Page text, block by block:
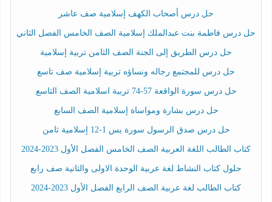
حل درس أصحاب الكهف إسلامية صف عاشر
حل درس فاطمة بنت عبدالملك إسلامية الصف الخامس الفصل الثاني
حل درس الطريق إلى الجنة الصف الثامن تربية إسلامية
حل درس للمجتمع رجاله ونساؤه تربية إسلامية صف تاسع
حل درس سورة الواقعة 57-74 تربية اسلامية الصف التاسع
حل درس بشارة ومواساة إسلامية الصف السابع
حل درس صدق الرسول سورة يس 1-12 إسلامية ثامن
كتاب الطالب اللغة العربية الصف الخامس الفصل الأول 2023-2024
حلول كتاب النشاط لغة عربية الوحدة الاولى والثانية صف رابع
كتاب الطالب لغة عربية الصف الرابع الفصل الأول 2023-2024